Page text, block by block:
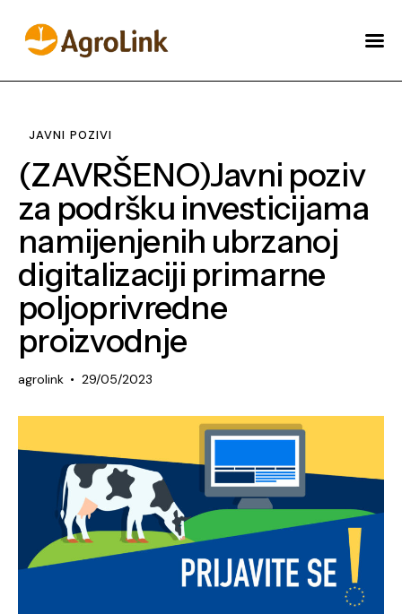
O AGROLINKU
AKADAMIJA
ŠTA MOŽEMO URADITI
ZA VAS?
ENGLISH
JAVNI POZIVI
(ZAVRŠENO)Javni poziv
za podršku investicijama
namijenjenih ubrzanoj
digitalizaciji primarne
poljoprivredne
proizvodnje
agrolink 29/05/2023